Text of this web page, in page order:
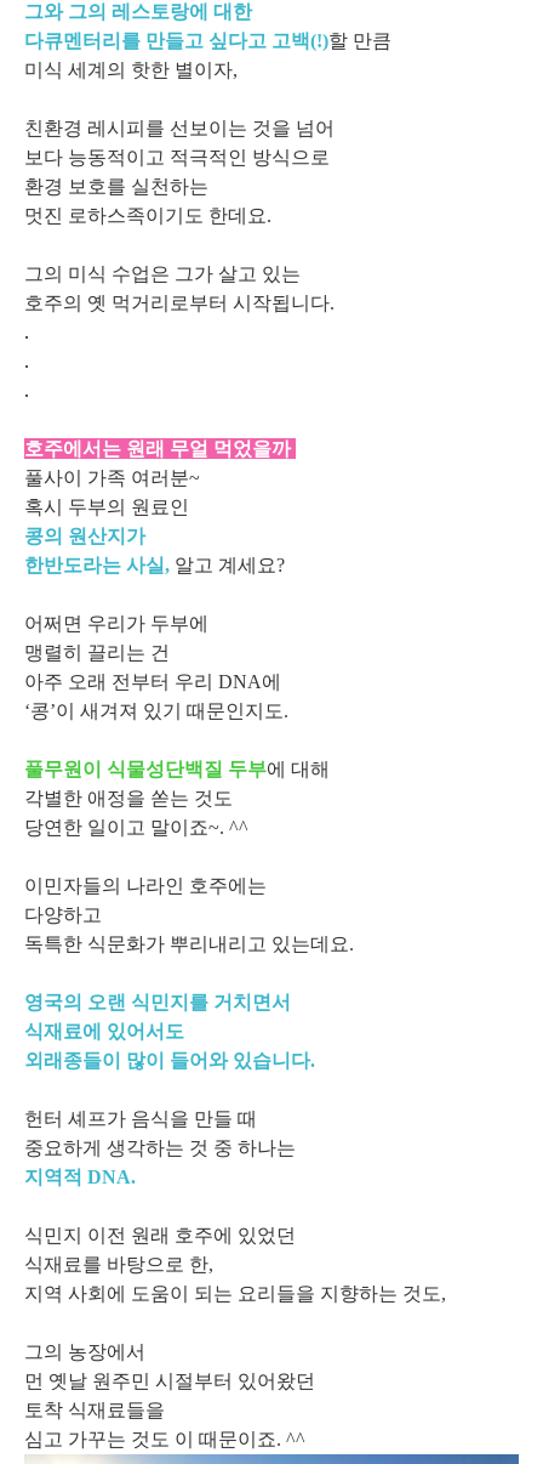
그와 그의 레스토랑에 대한
다큐멘터리를 만들고 싶다고 고백(!)할 만큼
미식 세계의 핫한 별이자,
친환경 레시피를 선보이는 것을 넘어
보다 능동적이고 적극적인 방식으로
환경 보호를 실천하는
멋진 로하스족이기도 한데요.
그의 미식 수업은 그가 살고 있는
호주의 옛 먹거리로부터 시작됩니다.
.
.
.
호주에서는 원래 무얼 먹었을까
풀사이 가족 여러분~
혹시 두부의 원료인
콩의 원산지가
한반도라는 사실, 알고 계세요?
어쩌면 우리가 두부에
맹렬히 끌리는 건
아주 오래 전부터 우리 DNA에
‘콩’이 새겨져 있기 때문인지도.
풀무원이 식물성단백질 두부에 대해
각별한 애정을 쏟는 것도
당연한 일이고 말이죠~. ^^
이민자들의 나라인 호주에는
다양하고
독특한 식문화가 뿌리내리고 있는데요.
영국의 오랜 식민지를 거치면서
식재료에 있어서도
외래종들이 많이 들어와 있습니다.
헌터 셰프가 음식을 만들 때
중요하게 생각하는 것 중 하나는
지역적 DNA.
식민지 이전 원래 호주에 있었던
식재료를 바탕으로 한,
지역 사회에 도움이 되는 요리들을 지향하는 것도,
그의 농장에서
먼 옛날 원주민 시절부터 있어왔던
토착 식재료들을
심고 가꾸는 것도 이 때문이죠. ^^